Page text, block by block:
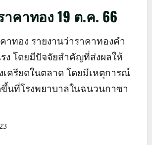
คาทอง 19 ต.ค. 66
าทอง รายงานว่าราคาทองคำ
ง โดยมีปัจจัยสำคัญที่ส่งผลให้
เครียดในตลาด โดยมีเหตุการณ์
ขึ้นที่โรงพยาบาลในฉนวนกาซา